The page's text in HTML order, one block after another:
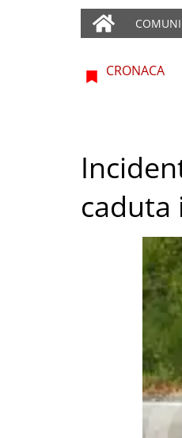
COMUNI
CRONACA
caduta